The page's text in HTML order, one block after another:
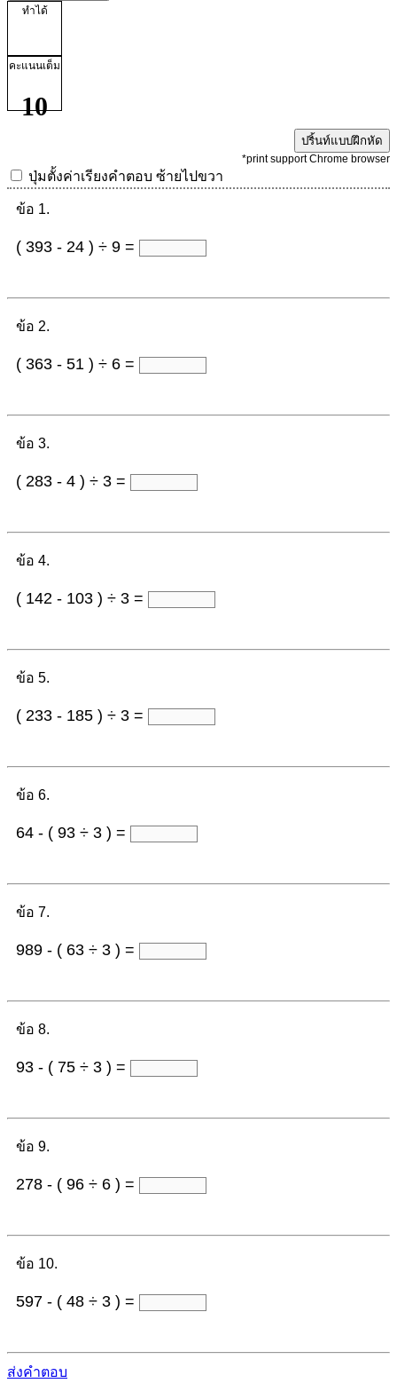
ทำได้
คะแนนเต็ม
10
ปริ้นท์แบบฝึกหัด
*print support Chrome browser
ปุ่มตั้งค่าเรียงคำตอบ ซ้ายไปขวา
ข้อ 1.
( 393 - 24 ) ÷ 9 =
ข้อ 2.
( 363 - 51 ) ÷ 6 =
ข้อ 3.
( 283 - 4 ) ÷ 3 =
ข้อ 4.
( 142 - 103 ) ÷ 3 =
ข้อ 5.
( 233 - 185 ) ÷ 3 =
ข้อ 6.
64 - ( 93 ÷ 3 ) =
ข้อ 7.
989 - ( 63 ÷ 3 ) =
ข้อ 8.
93 - ( 75 ÷ 3 ) =
ข้อ 9.
278 - ( 96 ÷ 6 ) =
ข้อ 10.
597 - ( 48 ÷ 3 ) =
ส่งคำตอบ